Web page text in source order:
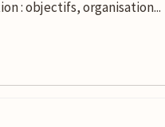
: objectifs, organisation...